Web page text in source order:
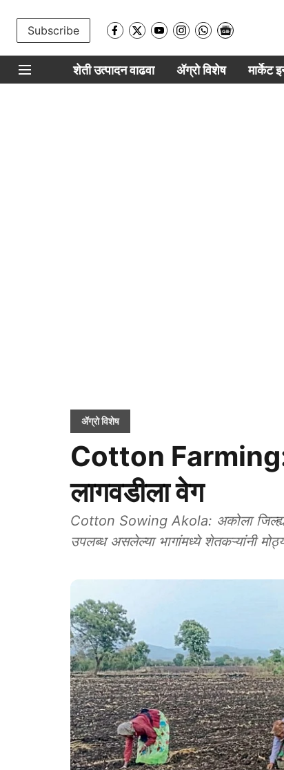
Subscribe
शेती उत्पादन वाढवा ॲग्रो विशेष मार्केट
ॲग्रो विशेष
Cotton Farming:
लागवडीला वेग
Cotton Sowing Akola: अकोला
उपलब्ध असलेल्या भागांमध्ये शेतकऱ्यांनी